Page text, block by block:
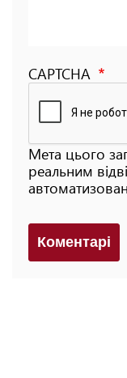
CAPTCHA
Мета цього
реальним
Коментарi